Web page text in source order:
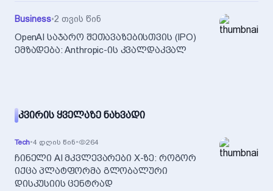
Business•2 თვის წინ
OpenAI საჯარო შეთავაზებისთვის (IPO)
ემზადება: Anthropic-ის კვალდაკვალ
ᲙᲕᲘᲠᲘᲡ ᲧᲕᲔᲚᲐᲖᲔ ᲜᲐᲮᲕᲐᲓᲘ
Tech•4 დღის წინ• 264
ჩინელი AI მკვლევარები X-ზე: როგორ
იქცა პლატფორმა გლობალური
დისკუსიის ცენტრად